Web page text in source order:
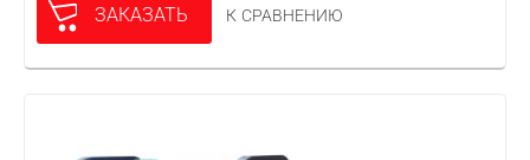
ЗАКАЗАТЬ К СРАВНЕНИЮ